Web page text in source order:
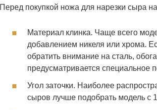
Перед покупкой ножа для нарезки сыра
Материал клинка. Чаще всего
добавлением никеля или хрома.
обратить внимание на сталь,
предусматривается специальное
Угол заточки. Наиболее
сыров лучше подобрать модель с